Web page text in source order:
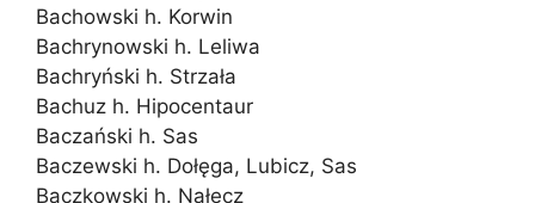
Bachowski h. Korwin
Bachrynowski h. Leliwa
Bachryński h. Strzała
Bachuz h. Hipocentaur
Baczański h. Sas
Baczewski h. Dołęga, Lubicz, Sas
Baczkowski h. Nałęcz